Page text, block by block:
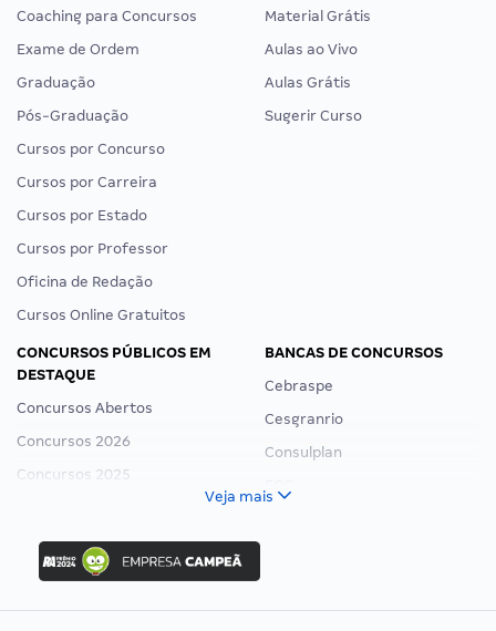
Coaching para Concursos
Exame de Ordem
Graduação
Pós-Graduação
Cursos por Concurso
Cursos por Carreira
Cursos por Estado
Cursos por Professor
Oficina de Redação
Cursos Online Gratuitos
Material Grátis
Aulas ao Vivo
Aulas Grátis
Sugerir Curso
CONCURSOS PÚBLICOS EM
DESTAQUE
Concursos Abertos
Concursos 2026
Concursos 2025
Concurso Nacional Unificado
Concurso Ibama
Concurso MPU
Editais publicados
BANCAS DE CONCURSOS
Cebraspe
Cesgranrio
Consulplan
Veja mais